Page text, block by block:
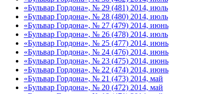
«Бульвар Гордона», № 29 (481) 2014, июль
«Бульвар Гордона», № 28 (480) 2014, июль
«Бульвар Гордона», № 27 (479) 2014, июнь
«Бульвар Гордона», № 26 (478) 2014, июль
«Бульвар Гордона», № 25 (477) 2014, июнь
«Бульвар Гордона», № 24 (476) 2014, июнь
«Бульвар Гордона», № 23 (475) 2014, июнь
«Бульвар Гордона», № 22 (474) 2014, июнь
«Бульвар Гордона», № 21 (473) 2014, май
«Бульвар Гордона», № 20 (472) 2014, май